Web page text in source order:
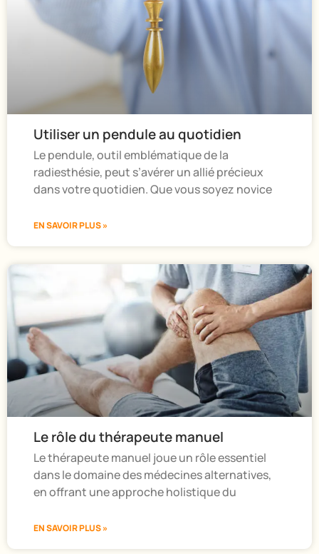
Utiliser un pendule au quotidien
Le pendule, outil emblématique de la
radiesthésie, peut s’avérer un allié précieux
dans votre quotidien. Que vous soyez novice
EN SAVOIR PLUS »
Le rôle du thérapeute manuel
Le thérapeute manuel joue un rôle essentiel
dans le domaine des médecines alternatives,
en offrant une approche holistique du
EN SAVOIR PLUS »